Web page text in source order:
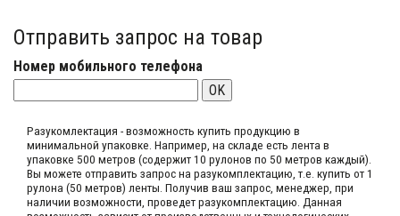
Отправить запрос на товар
Номер мобильного телефона
OK
Разукомлектация - возможность купить продукцию в
минимальной упаковке. Например, на складе​ есть лента в
упаковке 500 метров (содержит 10 рулонов по 50 метров каждый).​
Вы можете отправить запрос на разукомплектацию, т.е. купить от 1
рулона (50 метров) ленты. Получив ваш запрос,​ менеджер, при
наличии возможности, проведет разукомплектацию. Данная